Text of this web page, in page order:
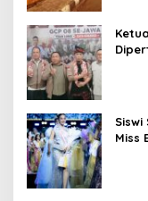
Siswi
Miss